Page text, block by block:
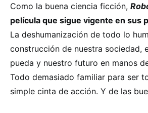
Como la buena ciencia ficción,
película que sigue vigente en sus
La deshumanización de todo lo
construcción de nuestra sociedad,
pueda y nuestro futuro en manos
Todo demasiado familiar para ser
simple cinta de acción. Y de las